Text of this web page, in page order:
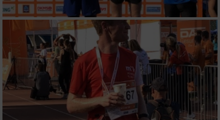
Verwendung von Profilen zur Auswahl
personalisierter Inhalte
Messung der Werbeleistung
Messung der Performance von Inhalten
Analyse von Zielgruppen durch Statistiken
oder Kombinationen von Daten aus